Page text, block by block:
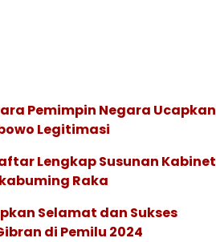
Pemimpin Negara Ucapkan
Legitimasi
Lengkap Susunan Kabinet
Raka
Selamat dan Sukses
di Pemilu 2024